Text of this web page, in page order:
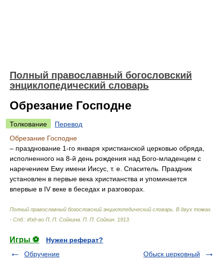
Полный православный богословский
энциклопедический словарь
Обрезание Господне
Толкование
Перевод
Обрезание Господне
– празднование 1-го января христианской церковью обряда,
исполненного на 8-й день рождения над Бого-младенцем с
наречением Ему имени Иисус, т. е. Спаситель. Праздник
установлен в первые века христианства и упоминается
впервые в IV веке в беседах и разговорах.
Полный православный богословский энциклопедический словарь. В двух томах.
- Спб.: Изд-во П. П. Сойкина П. П. Сойкин 1913
Игры ⚽
Нужен реферат?
Обручение
Обыск церковный